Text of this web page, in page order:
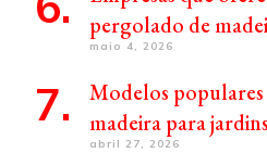
pergolado de
maio 4, 2026
Modelos
madeira para
abril 27, 2026